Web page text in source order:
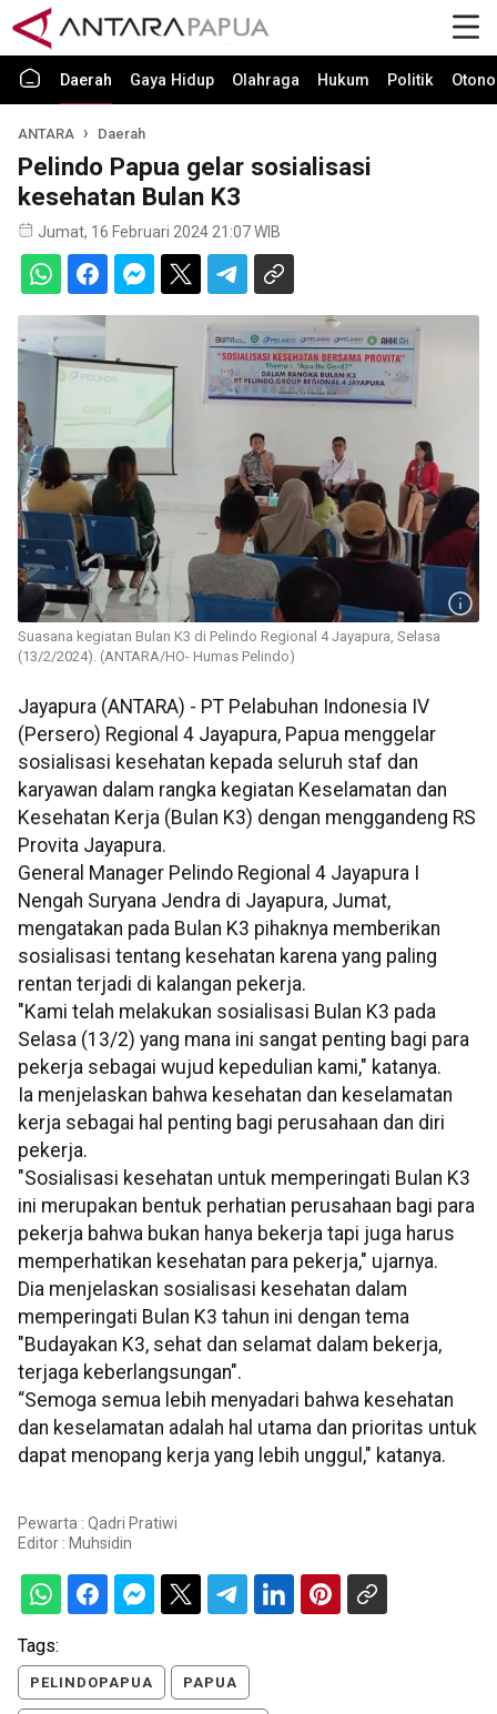
Daerah Gaya Hidup Olahraga Hukum Politik
ANTARA Daerah
Pelindo Papua gelar sosialisasi
kesehatan Bulan K3
Jumat, 16 Februari 2024 21:07 WIB
Suasana kegiatan Bulan K3 di Pelindo Regional 4 Jayapura, Selasa
(13/2/2024). (ANTARA/HO- Humas Pelindo)
Jayapura (ANTARA) - PT Pelabuhan Indonesia IV
(Persero) Regional 4 Jayapura, Papua menggelar
sosialisasi kesehatan kepada seluruh staf dan
karyawan dalam rangka kegiatan Keselamatan dan
Kesehatan Kerja (Bulan K3) dengan menggandeng RS
Provita Jayapura.
General Manager Pelindo Regional 4 Jayapura I
Nengah Suryana Jendra di Jayapura, Jumat,
mengatakan pada Bulan K3 pihaknya memberikan
sosialisasi tentang kesehatan karena yang paling
rentan terjadi di kalangan pekerja.
"Kami telah melakukan sosialisasi Bulan K3 pada
Selasa (13/2) yang mana ini sangat penting bagi para
pekerja sebagai wujud kepedulian kami," katanya.
Ia menjelaskan bahwa kesehatan dan keselamatan
kerja sebagai hal penting bagi perusahaan dan diri
pekerja.
"Sosialisasi kesehatan untuk memperingati Bulan K3
ini merupakan bentuk perhatian perusahaan bagi para
pekerja bahwa bukan hanya bekerja tapi juga harus
memperhatikan kesehatan para pekerja," ujarnya.
Dia menjelaskan sosialisasi kesehatan dalam
memperingati Bulan K3 tahun ini dengan tema
"Budayakan K3, sehat dan selamat dalam bekerja,
terjaga keberlangsungan".
“Semoga semua lebih menyadari bahwa kesehatan
dan keselamatan adalah hal utama dan prioritas untuk
dapat menopang kerja yang lebih unggul," katanya.
Pewarta : Qadri Pratiwi
Editor : Muhsidin
Tags:
PELINDOPAPUA PAPUA